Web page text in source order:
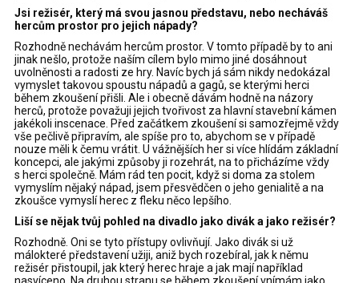
Jsi režisér, který má svou jasnou představu, nebo necháváš
hercům prostor pro jejich nápady?
Rozhodně nechávám hercům prostor. V tomto případě by to ani
jinak nešlo, protože naším cílem bylo mimo jiné dosáhnout
uvolněnosti a radosti ze hry. Navíc bych já sám nikdy nedokázal
vymyslet takovou spoustu nápadů a gagů, se kterými herci
během zkoušení přišli. Ale i obecně dávám hodně na názory
herců, protože považuji jejich tvořivost za hlavní stavební kámen
jakékoli inscenace. Před začátkem zkoušení si samozřejmě vždy
vše pečlivě připravím, ale spíše pro to, abychom se v případě
nouze měli k čemu vrátit. U vážnějších her si více hlídám základní
koncepci, ale jakými způsoby ji rozehrát, na to přicházíme vždy
s herci společně. Mám rád ten pocit, když si doma za stolem
vymyslím nějaký nápad, jsem přesvědčen o jeho genialitě a na
zkoušce vymyslí herec z fleku něco lepšího.
Liší se nějak tvůj pohled na divadlo jako divák a jako režisér?
Rozhodně. Oni se tyto přístupy ovlivňují. Jako divák si už
málokteré představení užiji, aniž bych rozebíral, jak k němu
režisér přistoupil, jak který herec hraje a jak mají například